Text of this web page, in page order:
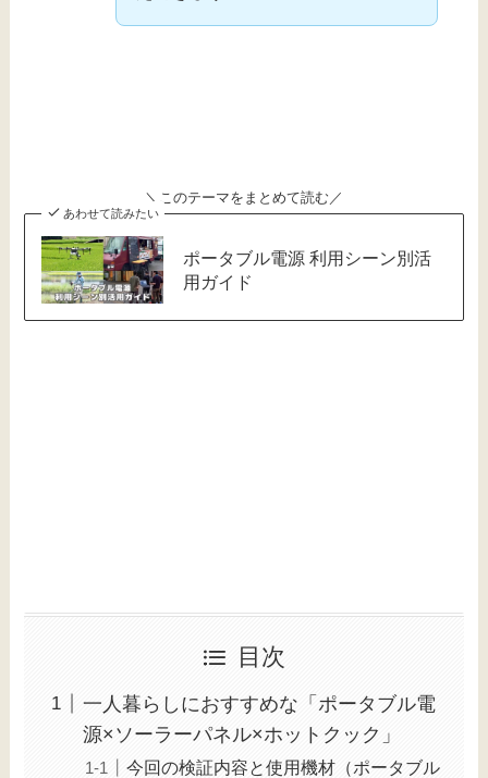
＼このテーマをまとめて読む／
あわせて読みたい
ポータブル電源 利用シーン別活
用ガイド
目次
一人暮らしにおすすめな「ポータブル電
源×ソーラーパネル×ホットクック」
今回の検証内容と使用機材（ポータブル